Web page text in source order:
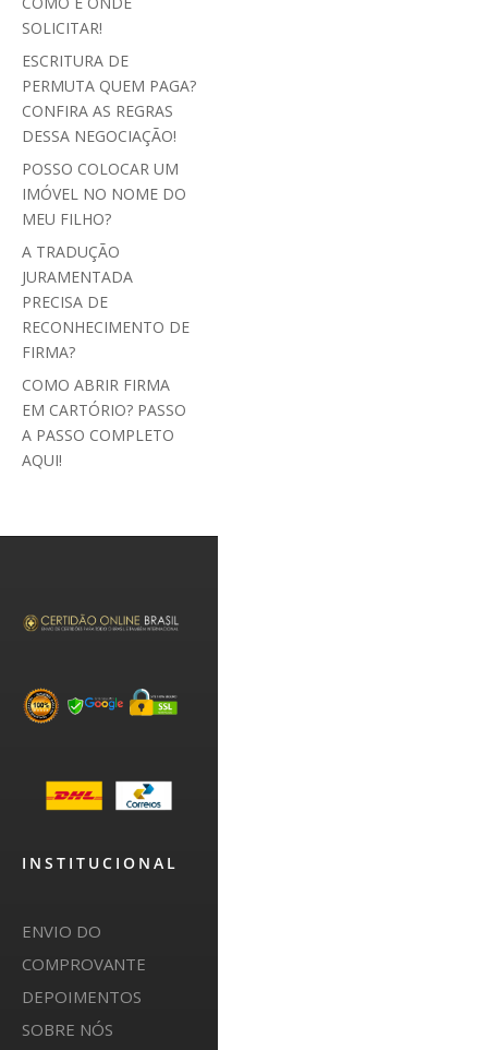
SOLICITAR!
ESCRITURA DE
PERMUTA QUEM PAGA?
CONFIRA AS REGRAS
DESSA NEGOCIAÇÃO!
POSSO COLOCAR UM
IMÓVEL NO NOME DO
MEU FILHO?
A TRADUÇÃO
JURAMENTADA
PRECISA DE
RECONHECIMENTO DE
FIRMA?
COMO ABRIR FIRMA
EM CARTÓRIO? PASSO
A PASSO COMPLETO
AQUI!
INSTITUCIONAL
ENVIO DO
COMPROVANTE
DEPOIMENTOS
SOBRE NÓS